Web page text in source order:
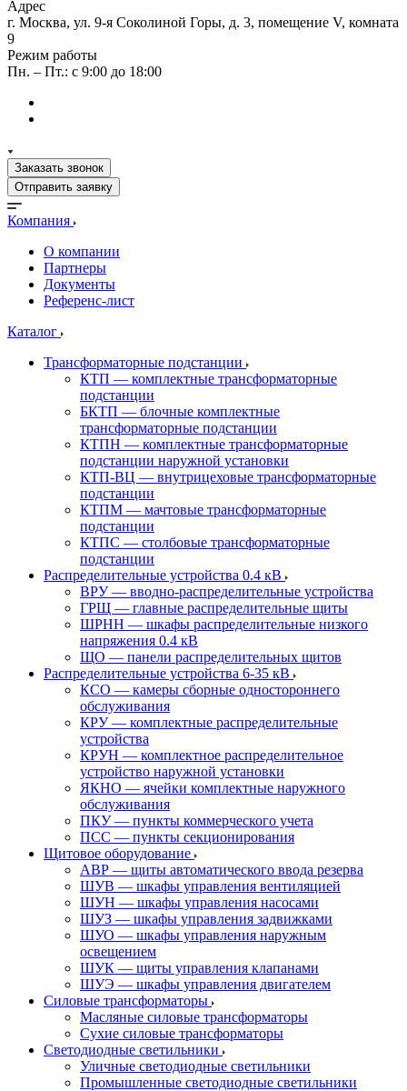
Адрес
г. Москва, ул. 9-я Соколиной Горы, д. 3, помещение V, комната
9
Режим работы
Пн. – Пт.: с 9:00 до 18:00
Заказать звонок
Отправить заявку
Компания
О компании
Партнеры
Документы
Референс-лист
Каталог
Трансформаторные подстанции
КТП — комплектные трансформаторные
подстанции
БКТП — блочные комплектные
трансформаторные подстанции
КТПН — комплектные трансформаторные
подстанции наружной установки
КТП-ВЦ — внутрицеховые трансформаторные
подстанции
КТПМ — мачтовые трансформаторные
подстанции
КТПС — столбовые трансформаторные
подстанции
Распределительные устройства 0.4 кВ
ВРУ — вводно-распределительные устройства
ГРЩ — главные распределительные щиты
ШРНН — шкафы распределительные низкого
напряжения 0.4 кВ
ЩО — панели распределительных щитов
Распределительные устройства 6-35 кВ
КСО — камеры сборные одностороннего
обслуживания
КРУ — комплектные распределительные
устройства
КРУН — комплектное распределительное
устройство наружной установки
ЯКНО — ячейки комплектные наружного
обслуживания
ПКУ — пункты коммерческого учета
ПСС — пункты секционирования
Щитовое оборудование
АВР — щиты автоматического ввода резерва
ШУВ — шкафы управления вентиляцией
ШУН — шкафы управления насосами
ШУЗ — шкафы управления задвижками
ШУО — шкафы управления наружным
освещением
ШУК — щиты управления клапанами
ШУЭ — шкафы управления двигателем
Силовые трансформаторы
Масляные силовые трансформаторы
Сухие силовые трансформаторы
Светодиодные светильники
Уличные светодиодные светильники
Промышленные светодиодные светильники